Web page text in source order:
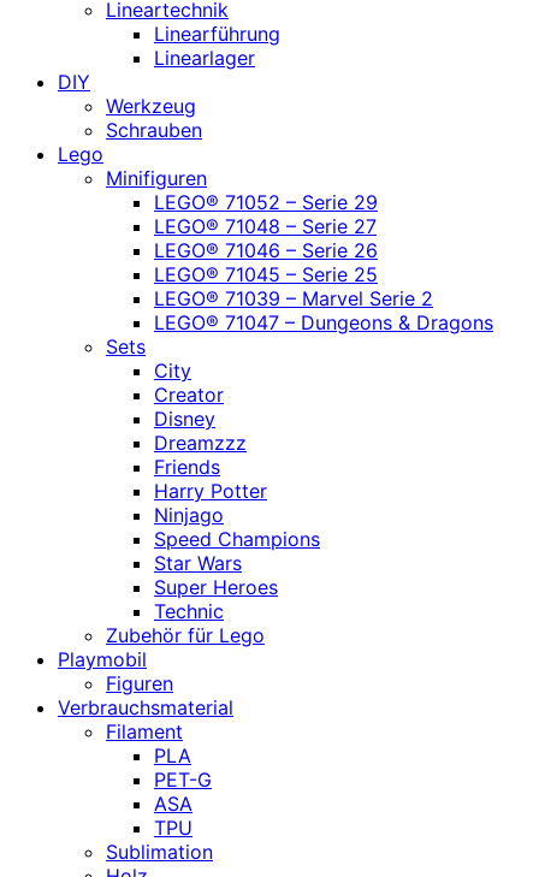
Lineartechnik
Linearführung
Linearlager
DIY
Werkzeug
Schrauben
Lego
Minifiguren
LEGO® 71052 – Serie 29
LEGO® 71048 – Serie 27
LEGO® 71046 – Serie 26
LEGO® 71045 – Serie 25
LEGO® 71039 – Marvel Serie 2
LEGO® 71047 – Dungeons & Dragons
Sets
City
Creator
Disney
Dreamzzz
Friends
Harry Potter
Ninjago
Speed Champions
Star Wars
Super Heroes
Technic
Zubehör für Lego
Playmobil
Figuren
Verbrauchsmaterial
Filament
PLA
PET-G
ASA
TPU
Sublimation